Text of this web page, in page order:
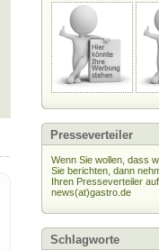
Presseverteiler
Wenn Sie wollen, dass
Sie berichten, dann
Ihren Presseverteiler auf.
news(at)gastro.de
Schlagworte